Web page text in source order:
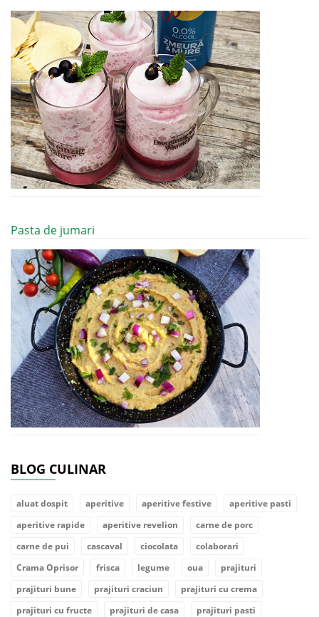
Pasta de jumari
BLOG CULINAR
aluat dospit aperitive aperitive festive
aperitive pasti
aperitive rapide
aperitive revelion
carne de porc
carne de pui
cascaval ciocolata
colaborari
Crama Oprisor
frisca legume oua
prajituri
prajituri bune
prajituri craciun
prajituri cu crema
prajituri cu fructe
prajituri de casa
prajituri pasti